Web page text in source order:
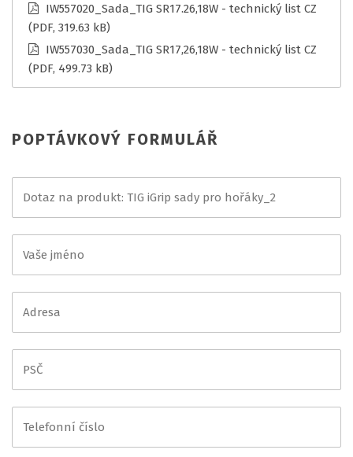
IW557020_Sada_TIG SR17.26,18W - technický list CZ
(PDF, 319.63 kB)
IW557030_Sada_TIG SR17,26,18W - technický list CZ
(PDF, 499.73 kB)
POPTÁVKOVÝ FORMULÁŘ